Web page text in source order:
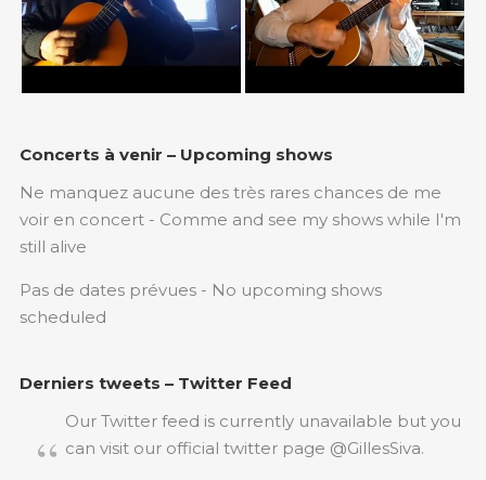
Concerts à venir – Upcoming shows
Ne manquez aucune des très rares chances de me
voir en concert - Comme and see my shows while I'm
still alive
Pas de dates prévues - No upcoming shows
scheduled
Derniers tweets – Twitter Feed
Our Twitter feed is currently unavailable but you
can visit our official twitter page @GillesSiva.